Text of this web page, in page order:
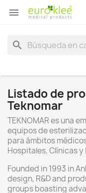

search
Listado de
Teknomar
TEKNOMAR es una
equipos de
para ámbitos
Hospitales, Clínicas
Founded in 1993 in
design, R&D and
groups boasting